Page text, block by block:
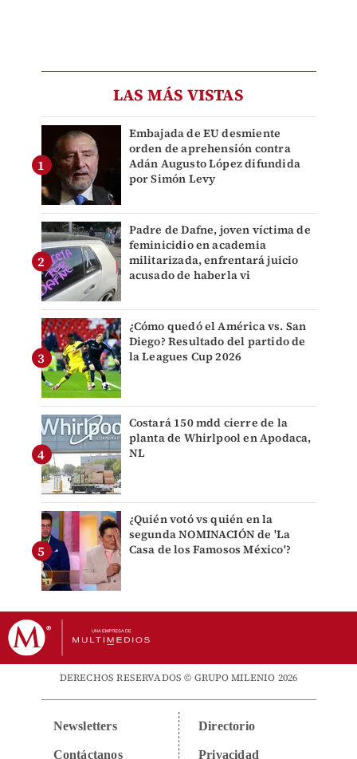
LAS MÁS VISTAS
Embajada de EU desmiente
orden de aprehensión contra
Adán Augusto López difundida
por Simón Levy
Padre de Dafne, joven víctima de
feminicidio en academia
militarizada, enfrentará juicio
acusado de haberla vi
¿Cómo quedó el América vs. San
Diego? Resultado del partido de
la Leagues Cup 2026
Costará 150 mdd cierre de la
planta de Whirlpool en Apodaca,
NL
¿Quién votó vs quién en la
segunda NOMINACIÓN de 'La
Casa de los Famosos México'?
DERECHOS RESERVADOS © GRUPO MILENIO 2026
Newsletters
Contáctanos
Directorio
Privacidad